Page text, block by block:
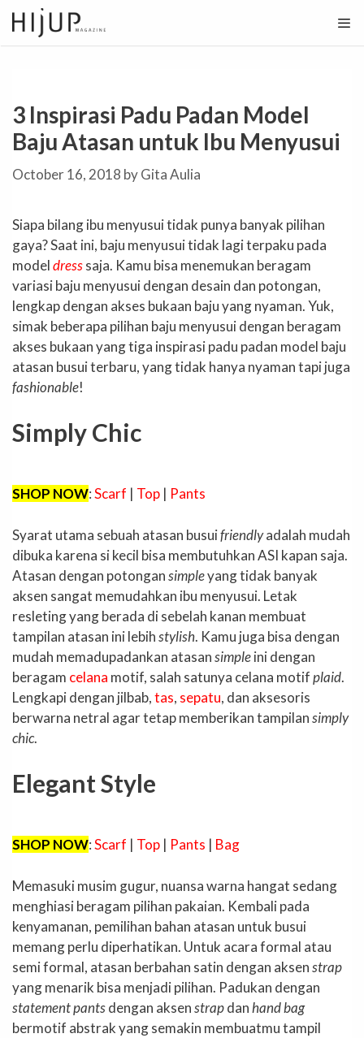
Skip
to
content
3 Inspirasi Padu Padan Model
Baju Atasan untuk Ibu Menyusui
October 16, 2018 byGita Aulia
Siapa bilang ibu menyusui tidak punya banyak pilihan
gaya? Saat ini, baju menyusui tidak lagi terpaku pada
modeldresssaja. Kamu bisa menemukan beragam
variasi baju menyusui dengan desain dan potongan,
lengkap dengan akses bukaan baju yang nyaman. Yuk,
simak beberapa pilihan baju menyusui dengan beragam
akses bukaan yang tiga inspirasi padu padan model baju
atasan busui terbaru, yang tidak hanya nyaman tapi juga
fashionable!
Simply Chic
SHOP NOW:Scarf | Top | Pants
Syarat utama sebuah atasan busuifriendlyadalah mudah
dibuka karena si kecil bisa membutuhkan ASI kapan saja.
Atasan dengan potongansimpleyang tidak banyak
aksen sangat memudahkan ibu menyusui. Letak
resleting yang berada di sebelah kanan membuat
tampilan atasan ini lebihstylish. Kamu juga bisa dengan
mudah memadupadankan atasansimpleini dengan
beragam celana motif, salah satunya celana motifplaid.
Lengkapi dengan jilbab,tas, sepatu, dan aksesoris
berwarna netral agar tetap memberikan tampilansimply
chic.
Elegant Style
SHOP NOW:Scarf | Top | Pants | Bag
Memasuki musim gugur, nuansa warna hangat sedang
menghiasi beragam pilihan pakaian. Kembali pada
kenyamanan, pemilihan bahan atasan untuk busui
memang perlu diperhatikan. Untuk acara formal atau
semi formal, atasan berbahan satin dengan aksenstrap
yang menarik bisa menjadi pilihan. Padukan dengan
statement pantsdengan aksenstrapdanhand bag
bermotif abstrak yang semakin membuatmu tampil